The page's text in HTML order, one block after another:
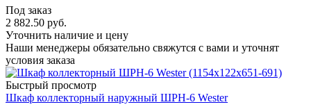
Под заказ
2 882.50 руб.
Уточнить наличие и цену
Наши менеджеры обязательно свяжутся с вами и уточнят
условия заказа
Быстрый просмотр
Шкаф коллекторный наружный ШРН-6 Wester